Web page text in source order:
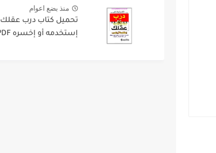
منذ بضع اعوام
تحميل كتاب درب عقلك
إستخدمه أو إخسره PDF